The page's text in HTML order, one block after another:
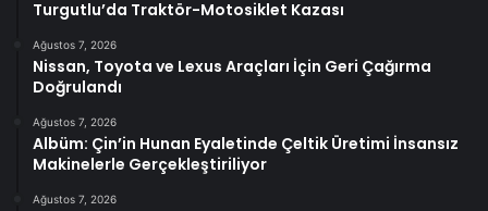
Turgutlu’da Traktör-Motosiklet Kazası
Ağustos 7, 2026
Nissan, Toyota ve Lexus Araçları İçin Geri Çağırma
Doğrulandı
Ağustos 7, 2026
Albüm: Çin’in Hunan Eyaletinde Çeltik Üretimi İnsansız
Makinelerle Gerçekleştiriliyor
Ağustos 7, 2026